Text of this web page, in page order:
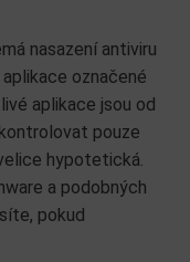
nasazení antiviru
označené
aplikace jsou od
pouze
hypotetická.
a podobných
pokud